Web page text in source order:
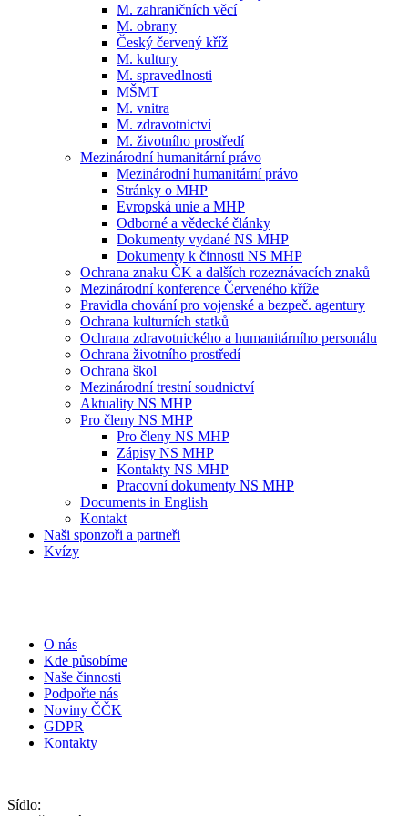
M. zahraničních věcí
M. obrany
Český červený kříž
M. kultury
M. spravedlnosti
MŠMT
M. vnitra
M. zdravotnictví
M. životního prostředí
Mezinárodní humanitární právo
Mezinárodní humanitární právo
Stránky o MHP
Evropská unie a MHP
Odborné a vědecké články
Dokumenty vydané NS MHP
Dokumenty k činnosti NS MHP
Ochrana znaku ČK a dalších rozeznávacích znaků
Mezinárodní konference Červeného kříže
Pravidla chování pro vojenské a bezpeč. agentury
Ochrana kulturních statků
Ochrana zdravotnického a humanitárního personálu
Ochrana životního prostředí
Ochrana škol
Mezinárodní trestní soudnictví
Aktuality NS MHP
Pro členy NS MHP
Pro členy NS MHP
Zápisy NS MHP
Kontakty NS MHP
Pracovní dokumenty NS MHP
Documents in English
Kontakt
Naši sponzoři a partneři
Kvízy
O nás
Kde působíme
Naše činnosti
Podpořte nás
Noviny ČČK
GDPR
Kontakty
Sídlo: